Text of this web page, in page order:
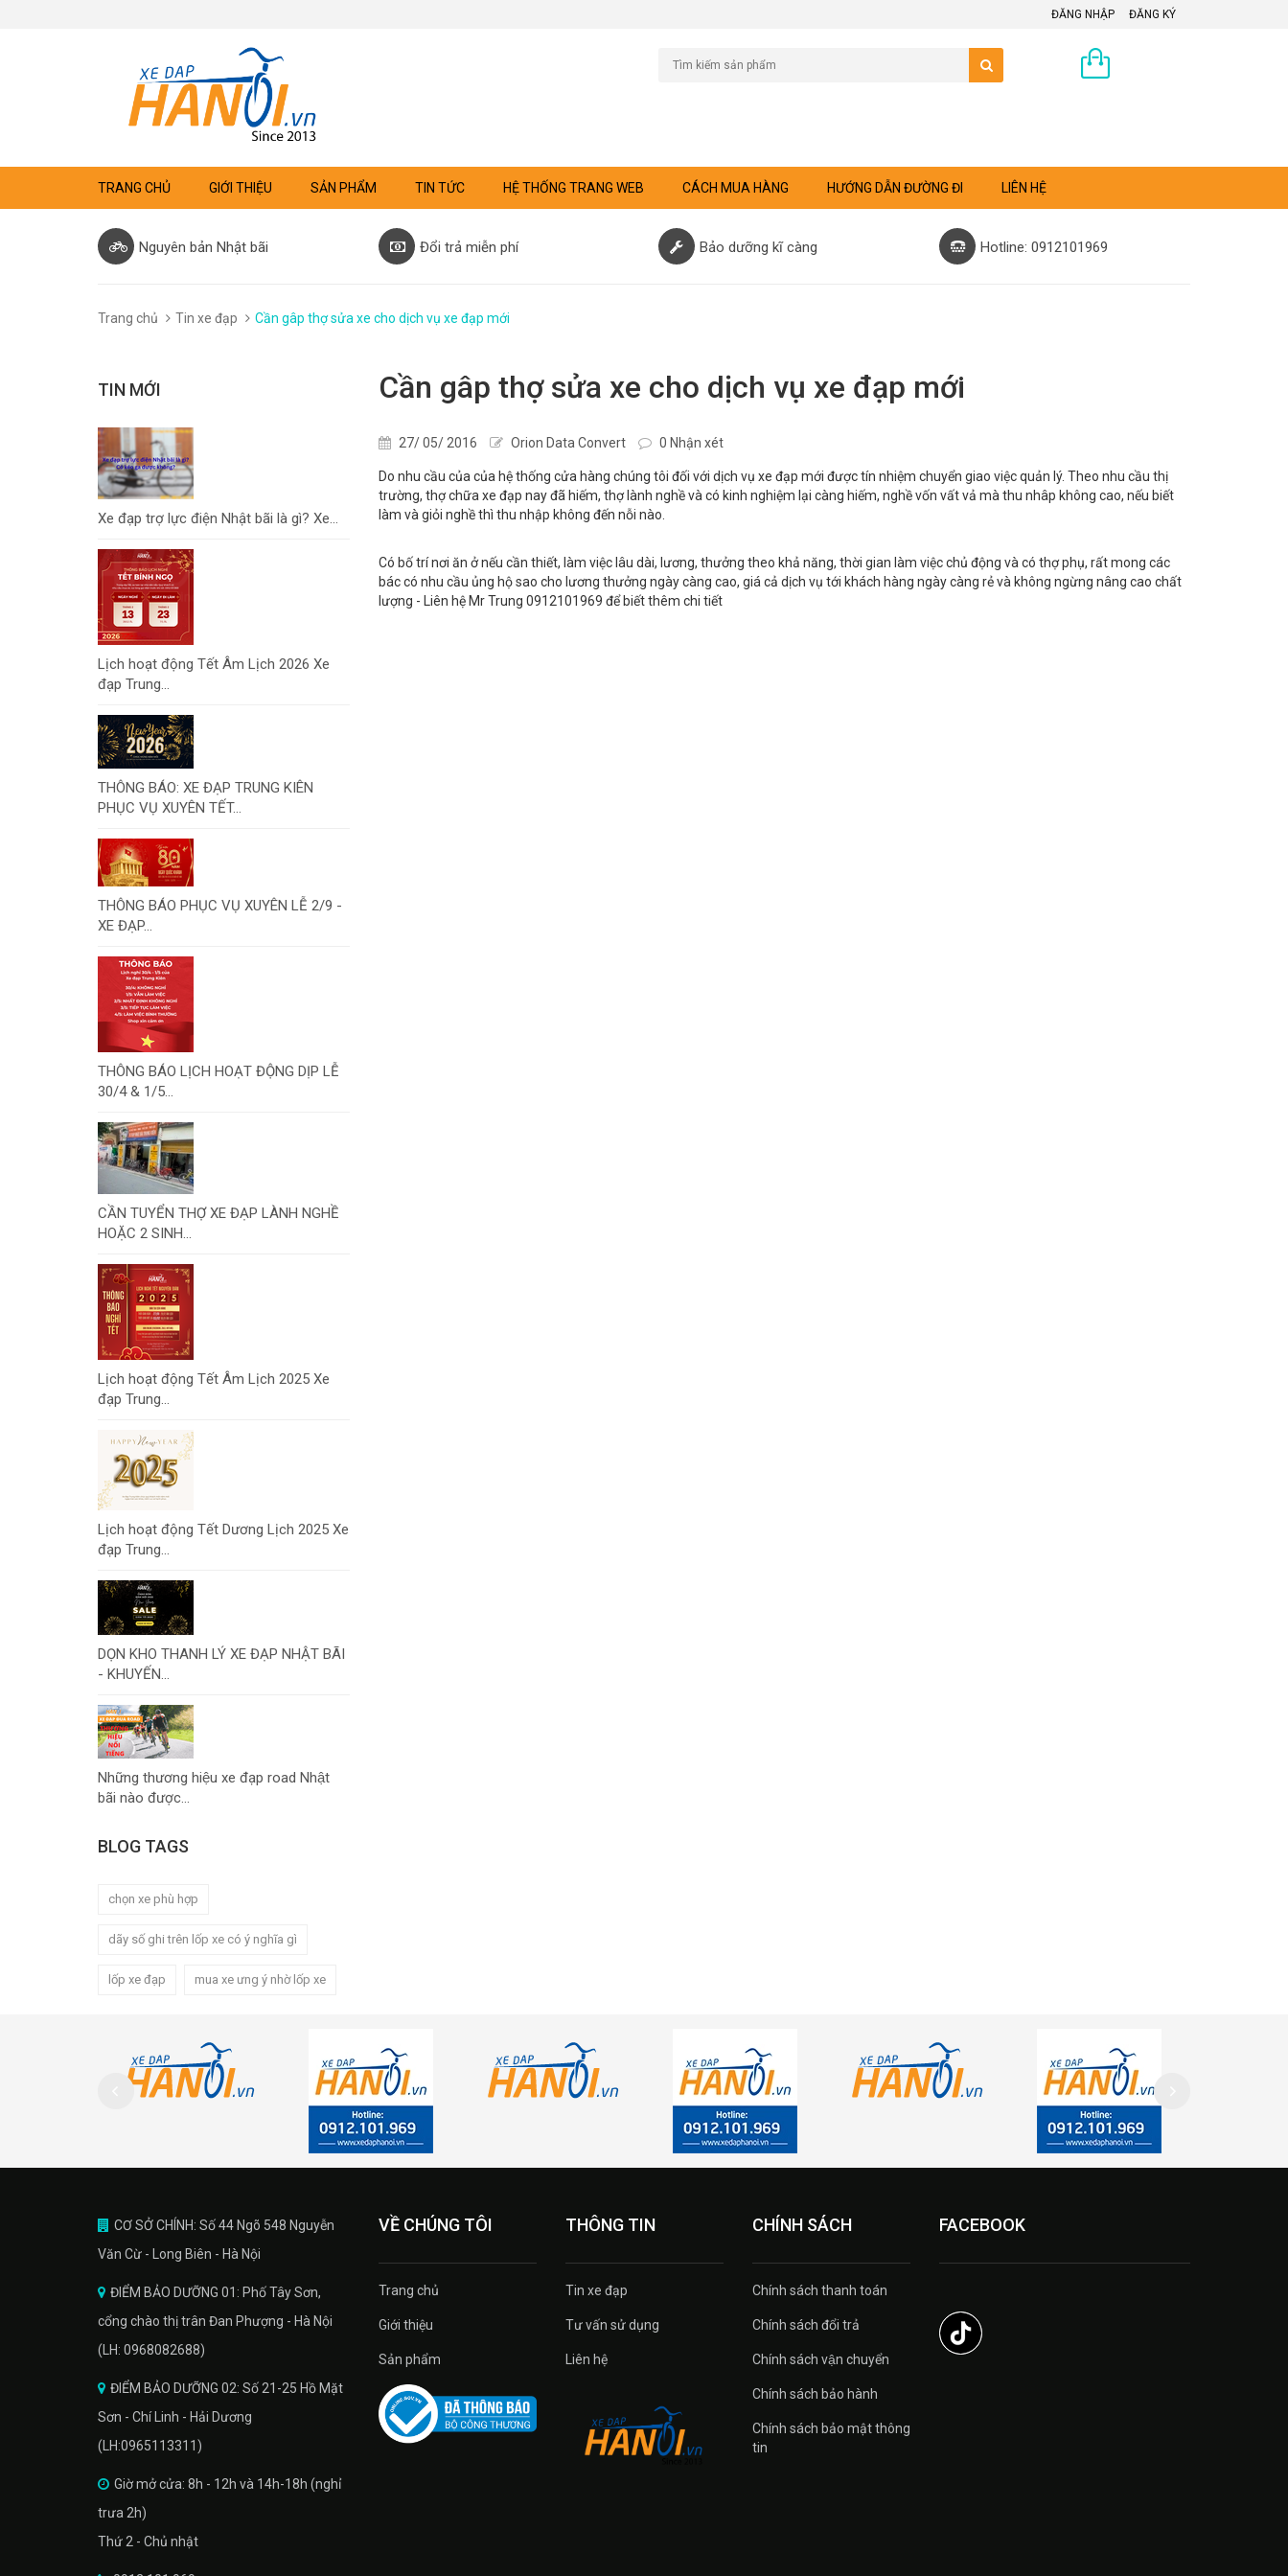
ĐĂNG NHẬP ĐĂNG KÝ
TRANG CHỦ GIỚI THIỆU SẢN PHẨM TIN TỨC HỆ THỐNG TRANG WEB CÁCH MUA HÀNG HƯỚNG DẪN ĐƯỜNG ĐI LIÊN HỆ
Nguyên bản Nhật bãi Đổi trả miễn phí Bảo dưỡng kĩ càng Hotline: 0912101969
Trang chủ Tin xe đạp Cần gâp thợ sửa xe cho dịch vụ xe đạp mới
TIN MỚI
Xe đạp trợ lực điện Nhật bãi là gì? Xe...
Lịch hoạt động Tết Âm Lịch 2026 Xe
đạp Trung...
THÔNG BÁO: XE ĐẠP TRUNG KIÊN
PHỤC VỤ XUYÊN TẾT...
THÔNG BÁO PHỤC VỤ XUYÊN LỄ 2/9 -
XE ĐẠP...
THÔNG BÁO LỊCH HOẠT ĐỘNG DỊP LỄ
30/4 & 1/5...
CẦN TUYỂN THỢ XE ĐẠP LÀNH NGHỀ
HOẶC 2 SINH...
Lịch hoạt động Tết Âm Lịch 2025 Xe
đạp Trung...
Lịch hoạt động Tết Dương Lịch 2025 Xe
đạp Trung...
DỌN KHO THANH LÝ XE ĐẠP NHẬT BÃI
- KHUYẾN...
Những thương hiệu xe đạp road Nhật
bãi nào được...
BLOG TAGS
chọn xe phù hợp
dãy số ghi trên lốp xe có ý nghĩa gì
lốp xe đạp mua xe ưng ý nhờ lốp xe
Cần gâp thợ sửa xe cho dịch vụ xe đạp mới
27/ 05/ 2016 Orion Data Convert 0 Nhận xét
Do nhu cầu của của hệ thống cửa hàng chúng tôi đối với dịch vụ xe đạp mới được tín nhiệm chuyển giao việc quản lý. Theo nhu cầu thị
trường, thợ chữa xe đạp nay đã hiếm, thợ lành nghề và có kinh nghiệm lại càng hiếm, nghề vốn vất vả mà thu nhâp không cao, nếu biết
làm và giỏi nghề thì thu nhập không đến nỗi nào.
Có bố trí nơi ăn ở nếu cần thiết, làm việc lâu dài, lương, thưởng theo khả năng, thời gian làm việc chủ động và có thợ phụ, rất mong các
bác có nhu cầu ủng hộ sao cho lương thưởng ngày càng cao, giá cả dịch vụ tới khách hàng ngày càng rẻ và không ngừng nâng cao chất
lượng - Liên hệ Mr Trung 0912101969 để biết thêm chi tiết
CƠ SỞ CHÍNH: Số 44 Ngõ 548 Nguyễn
Văn Cừ - Long Biên - Hà Nội
ĐIỂM BẢO DƯỠNG 01: Phố Tây Sơn,
cổng chào thị trân Đan Phượng - Hà Nội
(LH: 0968082688)
ĐIỂM BẢO DƯỠNG 02: Số 21-25 Hồ Mặt
Sơn - Chí Linh - Hải Dương
(LH:0965113311)
Giờ mở cửa: 8h - 12h và 14h-18h (nghỉ
trưa 2h)
Thứ 2 - Chủ nhật
VỀ CHÚNG TÔI
Trang chủ
Giới thiệu
Sản phẩm
THÔNG TIN
Tin xe đạp
Tư vấn sử dụng
Liên hệ
CHÍNH SÁCH
Chính sách thanh toán
Chính sách đổi trả
Chính sách vận chuyển
Chính sách bảo hành
Chính sách bảo mật thông
tin
FACEBOOK